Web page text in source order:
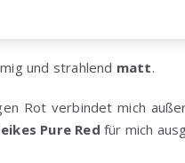
und strahlend matt.
Rot verbindet mich
Pure Red für mich